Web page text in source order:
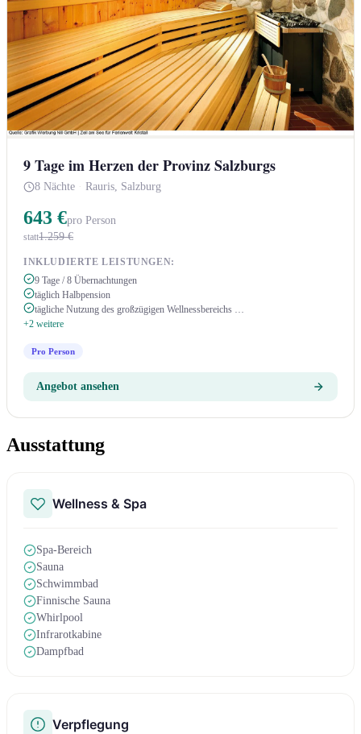
9 Tage im Herzen der Provinz Salzburgs
8 Nächte · Rauris, Salzburg
643 €pro Person
statt1.259 €
INKLUDIERTE LEISTUNGEN:
9 Tage / 8 Übernachtungen
täglich Halbpension
tägliche Nutzung des großzügigen Wellnessbereichs …
+2 weitere
Pro Person
Angebot ansehen
Ausstattung
Wellness & Spa
Spa-Bereich
Sauna
Schwimmbad
Finnische Sauna
Whirlpool
Infrarotkabine
Dampfbad
Verpflegung